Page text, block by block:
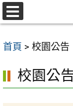
跳
至
要
容
首頁 > 校園公告
校園公
選
單